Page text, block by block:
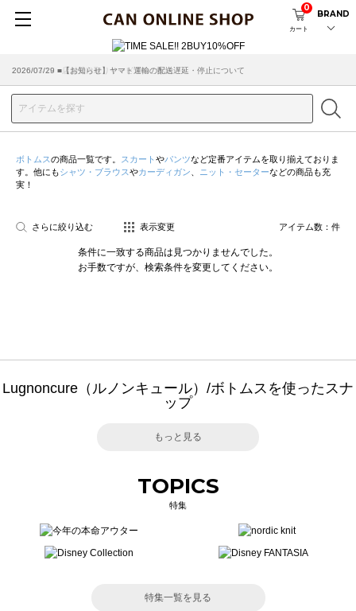
カート
0
BRAND
2026/07/29 ■【お知らせ】ヤマト運輸の配送遅延・停止について
2026/03/18 ■店舗受け取りサービスのご案内
ボトムスの商品一覧です。 スカート やパンツなど定番アイテムを取り揃えておりま
す。他にもシャツ・ブラウスやカーディガン ニット・セーターなどの商品も充
実！
さらに絞り込む 表示変更 アイテム数： 件
条件に一致する商品は見つかりませんでした。
お手数ですが、検索条件を変更してください。
Lugnoncure（ルノンキュール）/ボトムスを使ったスナ
ップ
もっと見る
TOPICS
特集
特集一覧を見る